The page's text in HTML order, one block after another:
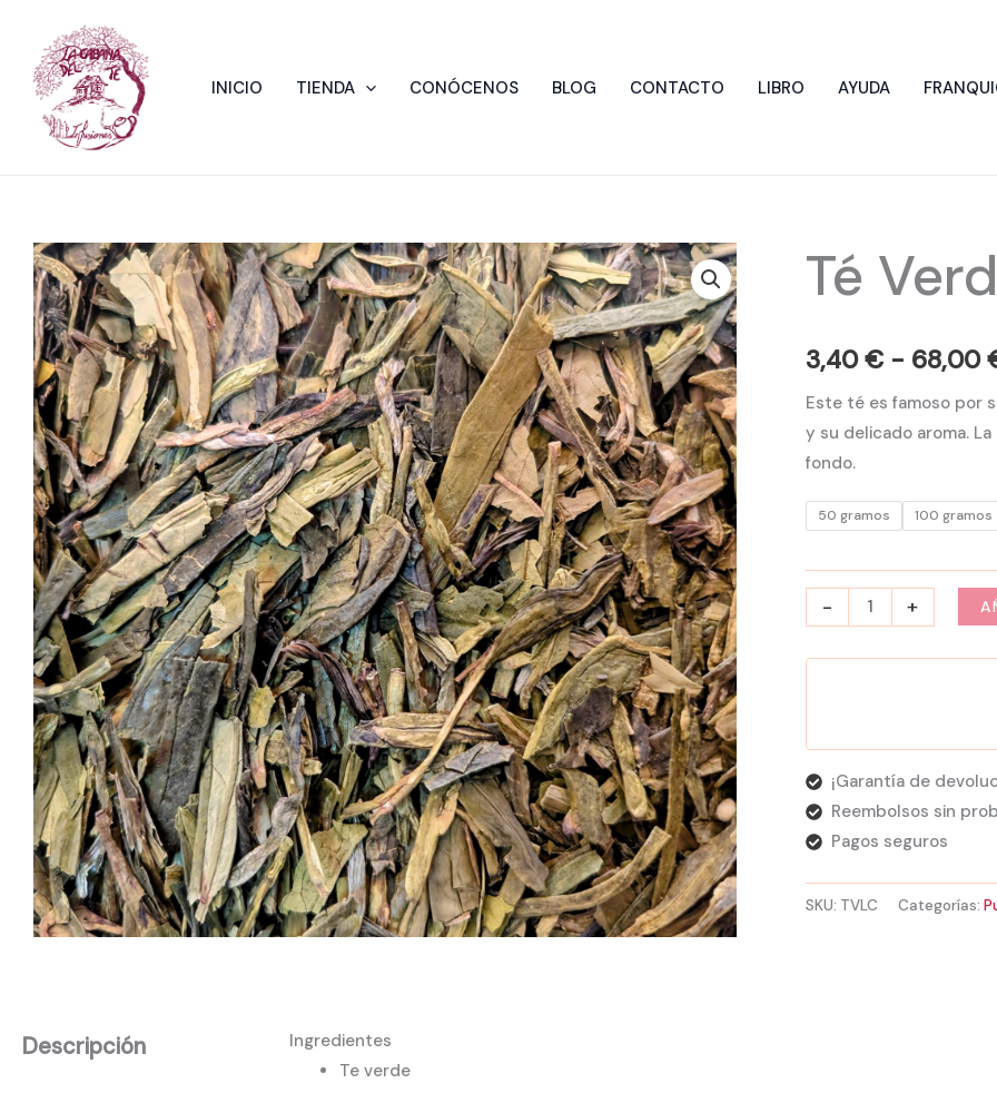
contenido
INICIO TIENDA CONÓCENOS BLOG CONTACTO LIBRO AYUDA
Té
3,40€ - 68,00
Este té es famoso por
y su delicado aroma.
fondo.
50 gramos 100 gramos
-
Té
Verde
Ching
cantidad
+
¡Garantía de
Reembolsos sin
Pagos seguros
SKU: TVLC Categorías:
Descripción
Ingredientes
Te verde